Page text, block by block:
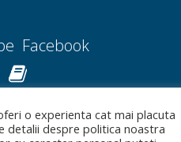
Facebook
o experienta cat mai placuta
detalii despre politica noastra